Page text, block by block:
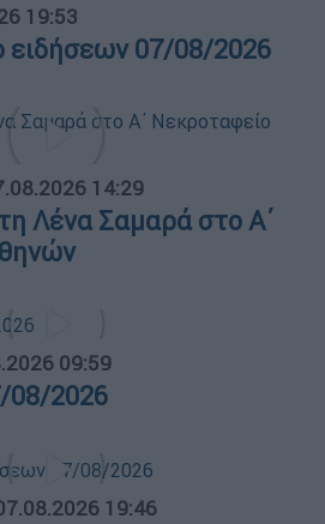
19:53
ειδήσεων 07/08/2026
14:29
Λένα Σαμαρά στο Α΄
09:59
08/2026
19:46